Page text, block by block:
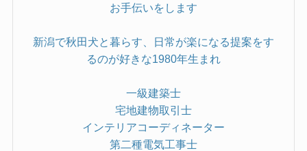
お手伝いをします
新潟で秋田犬と暮らす、日常が楽になる提案をす
るのが好きな1980年生まれ
一級建築士
宅地建物取引士
インテリアコーディネーター
第二種電気工事士